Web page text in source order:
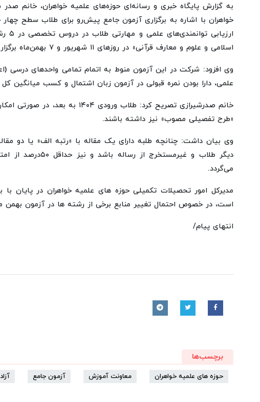
به گزارش پایگاه خبری و رسانه‌ای حوزه‌های علمیه خواهران، خانم
خواهران با اشاره به برگزاری آزمون جامع پیش‌رو برای طلاب سطح چهار
اسلامی و علوم و معارف قرآنی» در روزهای ۱۱ شهریور و ۷ بهمن‌ماه برگزار خواهد شد.
وی افزود: شرکت در این آزمون منوط به اتمام تمامی واحدهای درسی
علمی، دارا بودن نمره قبولی در آزمون زبان اشتمال و کسب میانگین کل
خانم صدرشیرازی تصریح کرد: طلاب
«طرح تفصیلی مصوب» نیز داشته باشند.
وی بیان داشت: چنانچه طلبه دارای یک مقاله با «رتبه الف» یا دو
دیگر طلاب و
می‌گردد.
مدیرکل امور تحصیلات تکمیلی حوزه های علمیه خواهران در پایان با
است، در خصوص احتمال تغییر منابع برخی از رشته ها در آزمون بهمن
انتهای پیام/
برچسب‌ها
حوزه های علمیه خواهران معاونت آموزش آزمون جامع